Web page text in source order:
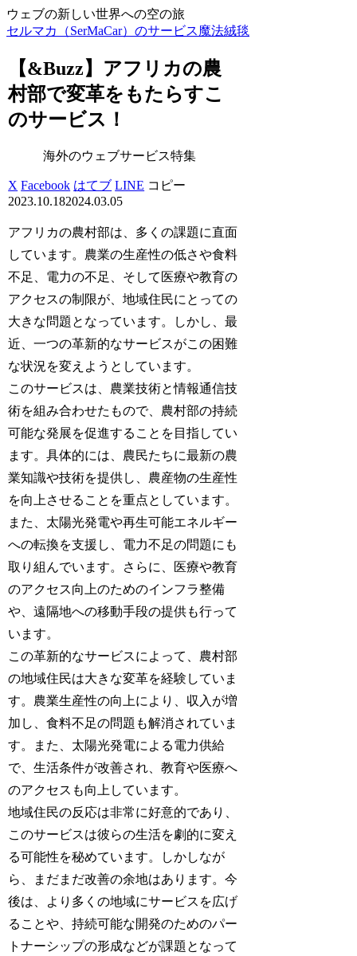
ウェブの新しい世界への空の旅
セルマカ（SerMaCar）のサービス魔法絨毯
【&Buzz】アフリカの農
村部で変革をもたらすこ
のサービス！
海外のウェブサービス特集
X Facebook はてブ LINE コピー
2023.10.182024.03.05
アフリカの農村部は、多くの課題に直面
しています。農業の生産性の低さや食料
不足、電力の不足、そして医療や教育の
アクセスの制限が、地域住民にとっての
大きな問題となっています。しかし、最
近、一つの革新的なサービスがこの困難
な状況を変えようとしています。
このサービスは、農業技術と情報通信技
術を組み合わせたもので、農村部の持続
可能な発展を促進することを目指してい
ます。具体的には、農民たちに最新の農
業知識や技術を提供し、農産物の生産性
を向上させることを重点としています。
また、太陽光発電や再生可能エネルギー
への転換を支援し、電力不足の問題にも
取り組んでいます。さらに、医療や教育
のアクセス向上のためのインフラ整備
や、遠隔地への移動手段の提供も行って
います。
この革新的なサービスによって、農村部
の地域住民は大きな変革を経験していま
す。農業生産性の向上により、収入が増
加し、食料不足の問題も解消されていま
す。また、太陽光発電による電力供給
で、生活条件が改善され、教育や医療へ
のアクセスも向上しています。
地域住民の反応は非常に好意的であり、
このサービスは彼らの生活を劇的に変え
る可能性を秘めています。しかしなが
ら、まだまだ改善の余地はあります。今
後は、より多くの地域にサービスを広げ
ることや、持続可能な開発のためのパー
トナーシップの形成などが課題となって